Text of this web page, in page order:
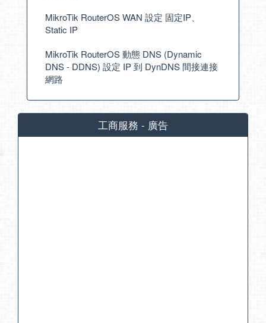
MikroTik RouterOS WAN 設定 固定IP、
Static IP
MikroTik RouterOS 動態 DNS (Dynamic
DNS - DDNS) 設定 IP 到 DynDNS 間接連接
網路
工商服務 - 廣告